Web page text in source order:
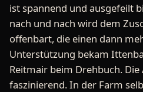
ist spannend und ausgefeilt
nach und nach wird dem
offenbart, die einen dann
Unterstützung bekam
Reitmair beim Drehbuch.
faszinierend. In der Farm